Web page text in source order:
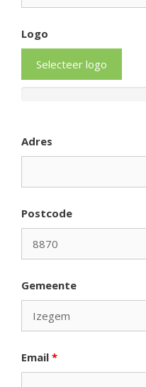
Logo
Selecteer logo
Adres
Postcode
Gemeente
Email *